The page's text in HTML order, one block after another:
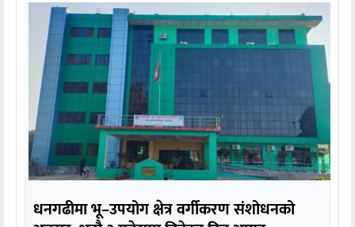
धनगढीमा भू–उपयोग क्षेत्र वर्गीकरण संशोधनको